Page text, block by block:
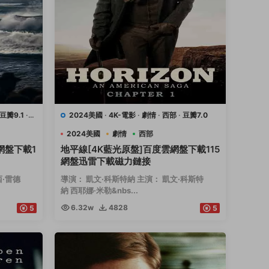
豆瓣9.1 ·
盤下載1
雷德
5
2024美國 · 4K-電影 · 劇情 · 西部 · 豆瓣7.0
2024美國 劇情 西部
地平線[4K藍光原盤]百度雲網盤下載115
網盤迅雷下載磁力鏈接
導演： 凱文·科斯特納 主演： 凱文·科斯特
納 西耶娜·米勒&nbs...
6.32w 4828 5